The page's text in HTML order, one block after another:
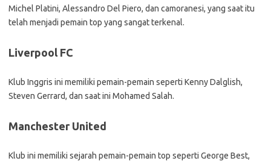
Michel Platini, Alessandro Del Piero, dan camoranesi, yang saat itu
telah menjadi pemain top yang sangat terkenal.
Liverpool FC
Klub Inggris ini memiliki pemain-pemain seperti Kenny Dalglish,
Steven Gerrard, dan saat ini Mohamed Salah.
Manchester United
Klub ini memiliki sejarah pemain-pemain top seperti George Best,